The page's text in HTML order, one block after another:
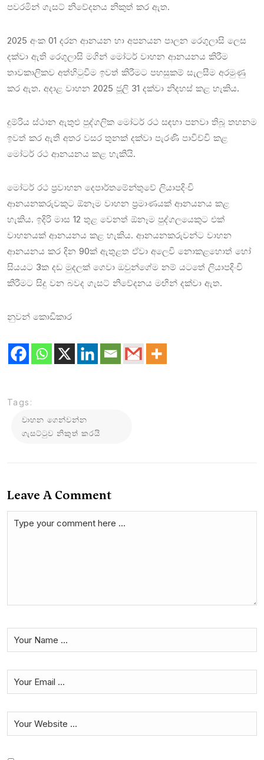
පවරමින් ගැසට් නිවේදනය නිකුත් කර ඇත.
2025 අංක 01 දරන ආනයන හා අපනයන පාලන රෙගුලාසි ලෙස
දක්වා ඇති රෙගුලාසි මගින් මෝටර් වාහන ආනයනය කිරීම
තාවකාලිකව අත්හිටුවීම ඉවත් කිරීමට පහසුකම් සැලසීම අරමුණු
කර ඇත. අදාළ වාහන 2025 ජූලි 31 දක්වා නිදහස් කළ හැකිය.
දුම්රිය ස්ථාන ඇතුළු පුද්ගලික මෝටර් රථ සඳහා පනවා තිබූ තහනම
ඉවත් කර ඇති අතර වසර තුනක් දක්වා පැරණි පාවිච්චි කළ
මෝටර් රථ ආනයනය කළ හැකියි.
මෝටර් රථ ප්‍රවාහන දෙපාර්තමේන්තුවේ ලියාපදිංචි
ආනයනකරුවකුට ඕනෑම වාහන ප්‍රමාණයක් ආනයනය කළ
හැකිය. ඉදිරි මාස 12 තුළ වෙනත් ඕනෑම පුද්ගලයෙකුට එක්
වාහනයක් ආනයනය කළ හැකිය. ආනයනකරුවන්ට වාහන
ආනයනය කර දින 90ක් ඇතුළත ඒවා අලෙවි නොකළහොත් හෝ
සියයට 3ක දඩ මුදලක් ගෙවා ඔවුන්ගේම නම් යටතේ ලියාපදිංචි
කිරීමට සිදු වන බවද ගැසට් නිවේදනය මඟින් දක්වා ඇත.
නුවන් කොඩිකාර
Tags:
වාහන ගෙන්වන්න
ගැසට්ටුව නිකුත් කරයි
Leave A Comment